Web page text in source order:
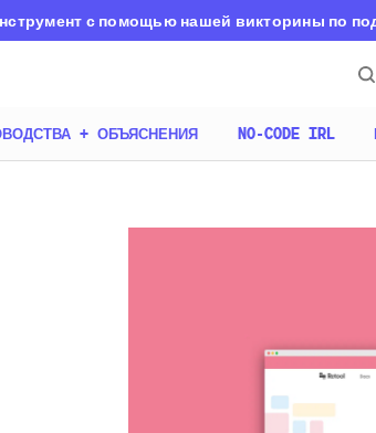
с помощью нашей викторины по
+ ОБЪЯСНЕНИЯ NO-CODE IRL